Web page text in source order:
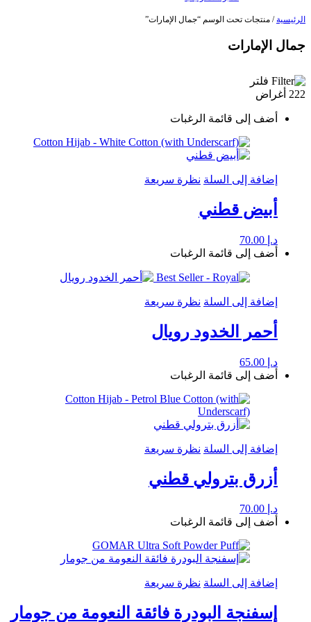
الرئيسية/ منتجات تحت الوسم “جمال الإمارات”
جمال الإمارات
فلتر
222 أغراض
أضف إلى قائمة الرغبات
إضافة إلى السلة نظرة سريعة
أبيض قطني
د.إ
أضف إلى قائمة الرغبات
إضافة إلى السلة نظرة سريعة
أحمر الخدود رويال
د.إ
أضف إلى قائمة الرغبات
إضافة إلى السلة نظرة سريعة
أزرق بترولي قطني
د.إ
أضف إلى قائمة الرغبات
إضافة إلى السلة نظرة سريعة
إسفنجة البودرة فائقة النعومة من جومار